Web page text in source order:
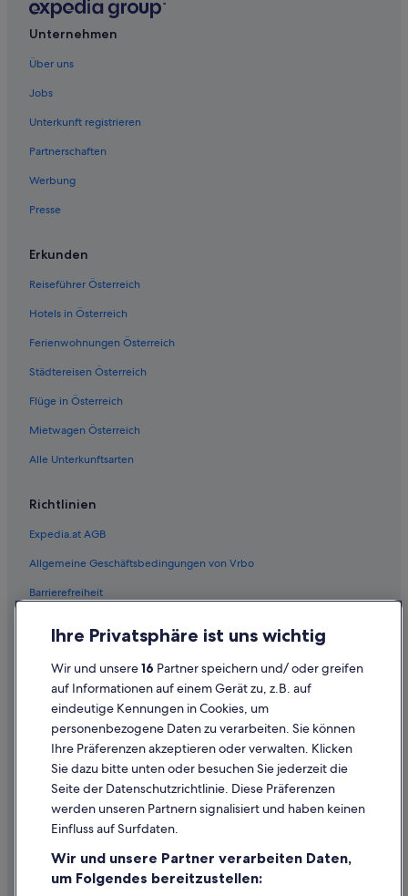
Unternehmen
Über uns
Jobs
Unterkunft registrieren
Partnerschaften
Werbung
Presse
Erkunden
Reiseführer Österreich
Hotels in Österreich
Ferienwohnungen Österreich
Städtereisen Österreich
Flüge in Österreich
Mietwagen Österreich
Alle Unterkunftsarten
Richtlinien
Expedia.at AGB
Allgemeine Geschäftsbedingungen von Vrbo
Barrierefreiheit
Rechtliche Hinweise/Kontakt
Inhaltsrichtlinien und Melden von Inhalten
Hilfe
Hilfe
Rückerstattungsprozess und Zeitrahmen
Ihre Privatsphäre ist uns wichtig
Wir und unsere16 Partner speichern und/ oder greifen
auf Informationen auf einem Gerät zu, z.B. auf
eindeutige Kennungen in Cookies, um
personenbezogene Daten zu verarbeiten. Sie können
Ihre Präferenzen akzeptieren oder verwalten. Klicken
Sie dazu bitte unten oder besuchen Sie jederzeit die
Seite der Datenschutzrichtlinie. Diese Präferenzen
werden unseren Partnern signalisiert und haben keinen
Einfluss auf Surfdaten.
Wir und unsere Partner verarbeiten Daten,
um Folgendes bereitzustellen: